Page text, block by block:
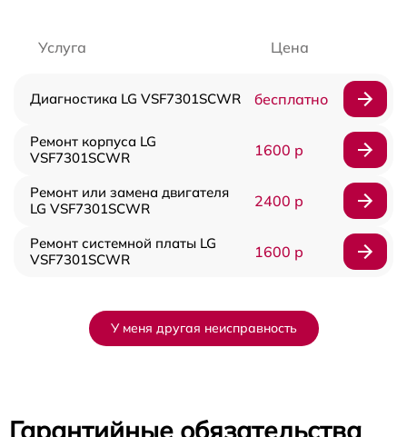
Услуга Цена
Диагностика LG VSF7301SCWR бесплатно
Ремонт корпуса LG
VSF7301SCWR
1600 р
Ремонт или замена двигателя
LG VSF7301SCWR
2400 р
Ремонт системной платы LG
VSF7301SCWR
1600 р
У меня другая неисправность
Гарантийные обязательства